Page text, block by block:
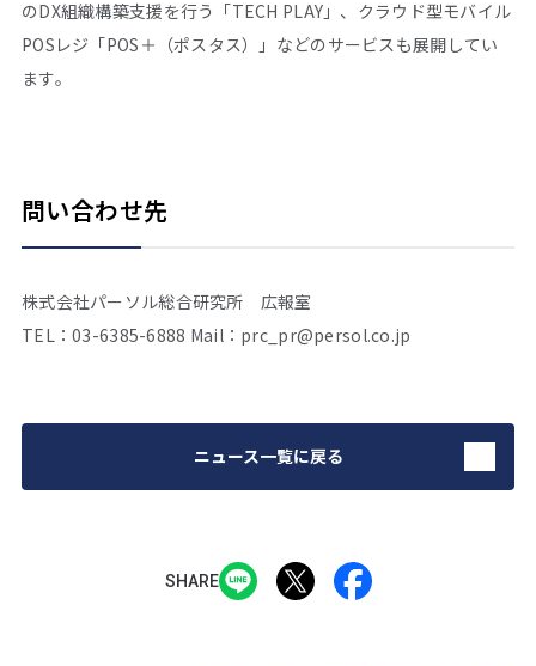
のDX組織構築支援を行う「TECH PLAY」、クラウド型モバイル
POSレジ「POS＋（ポスタス）」などのサービスも展開してい
ます。
問い合わせ先
株式会社パーソル総合研究所 広報室
TEL：03-6385-6888 Mail：prc_pr@persol.co.jp
ニュース一覧に戻る
SHARE